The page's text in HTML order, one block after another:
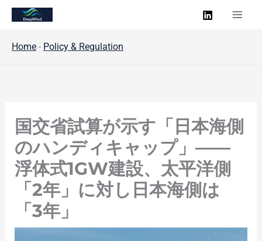
Home - Policy & Regulation
国交省試算が示す「日本海側
のハンディキャップ」――
浮体式1GW建設、太平洋側
「2年」に対し日本海側は
「3年」